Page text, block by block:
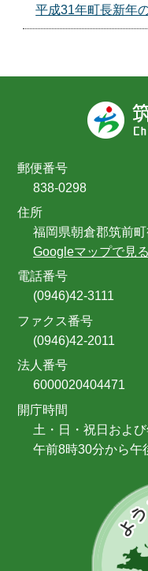
平成31年町長新年
郵便番号
838-0298
住所
福岡県朝倉郡筑前
Googleマップで見る
電話番号
(0946)42-3111
ファクス番号
(0946)42-2011
法人番号
6000020404471
開庁時間
土・日・祝日およ
午前8時30分から午